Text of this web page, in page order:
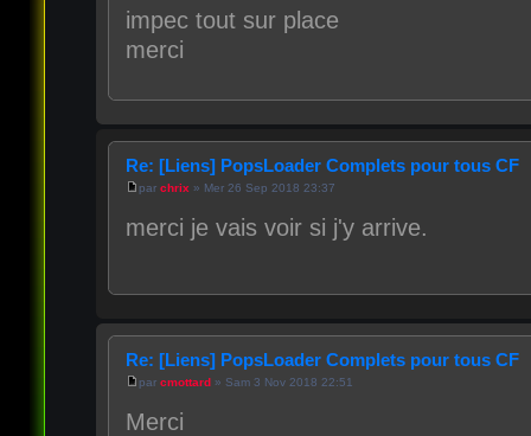
impec tout sur place
merci
Re: [Liens] PopsLoader Complets pour tous CF
par chrix » Mer 26 Sep 2018 23:37
merci je vais voir si j'y arrive.
Re: [Liens] PopsLoader Complets pour tous CF
par cmottard» Sam 3 Nov 2018 22:51
Merci